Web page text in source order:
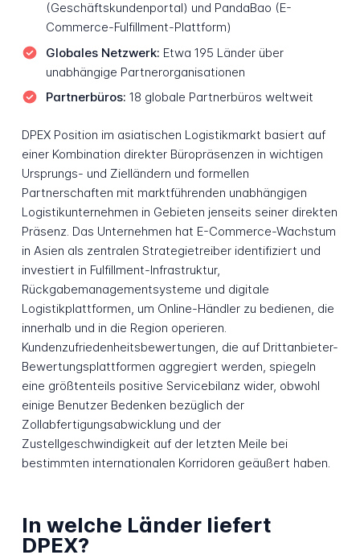
(Geschäftskundenportal) und PandaBao (E-
Commerce-Fulfillment-Plattform)
Globales Netzwerk: Etwa 195 Länder über
unabhängige Partnerorganisationen
Partnerbüros: 18 globale Partnerbüros weltweit
DPEX Position im asiatischen Logistikmarkt basiert auf
einer Kombination direkter Büropräsenzen in wichtigen
Ursprungs- und Zielländern und formellen
Partnerschaften mit marktführenden unabhängigen
Logistikunternehmen in Gebieten jenseits seiner direkten
Präsenz. Das Unternehmen hat E-Commerce-Wachstum
in Asien als zentralen Strategietreiber identifiziert und
investiert in Fulfillment-Infrastruktur,
Rückgabemanagementsysteme und digitale
Logistikplattformen, um Online-Händler zu bedienen, die
innerhalb und in die Region operieren.
Kundenzufriedenheitsbewertungen, die auf Drittanbieter-
Bewertungsplattformen aggregiert werden, spiegeln
eine größtenteils positive Servicebilanz wider, obwohl
einige Benutzer Bedenken bezüglich der
Zollabfertigungsabwicklung und der
Zustellgeschwindigkeit auf der letzten Meile bei
bestimmten internationalen Korridoren geäußert haben.
In welche Länder liefert
DPEX?